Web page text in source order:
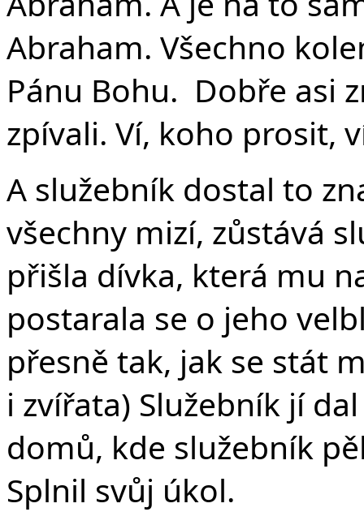
Abraham. Všechno
Pánu Bohu. Dobře asi
zpívali. Ví, koho prosit,
A služebník dostal to
všechny mizí, zůstává
přišla dívka, která mu
postarala se o jeho
přesně tak, jak se stát
i zvířata) Služebník jí
domů, kde služebník
Splnil svůj úkol.